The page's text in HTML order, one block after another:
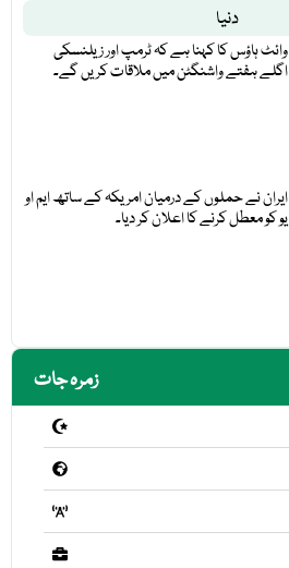
دنیا
وائٹ ہاؤس کا کہنا ہے کہ ٹرمپ اور زیلنسکی
اگلے ہفتے واشنگٹن میں ملاقات کریں گے۔
ایران نے حملوں کے درمیان امریکہ کے ساتھ ایم او
یو کو معطل کرنے کا اعلان کر دیا۔
زمرہ جات